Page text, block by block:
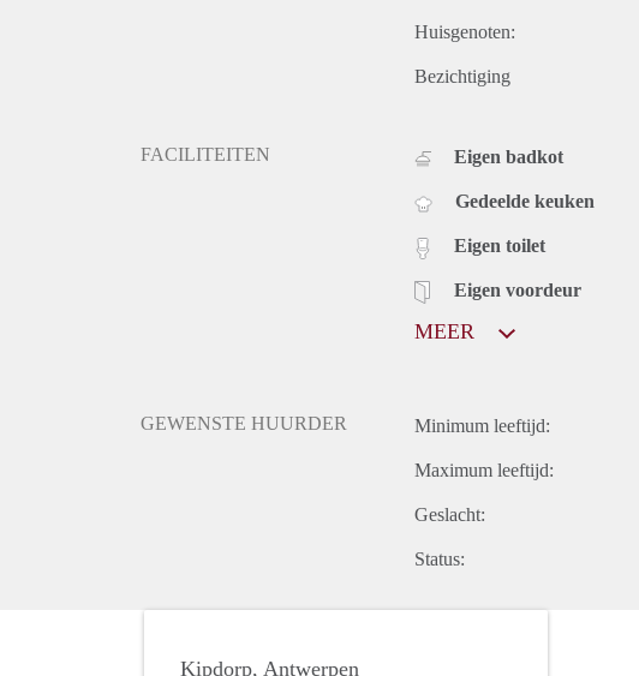
Huisgenoten:
Bezichtiging
FACILITEITEN Eigen badkot
Gedeelde keuken
Eigen toilet
Eigen voordeur
MEER
GEWENSTE HUURDER Minimum leeftijd:
Maximum leeftijd:
Geslacht:
Status:
Kipdorp, Antwerpen